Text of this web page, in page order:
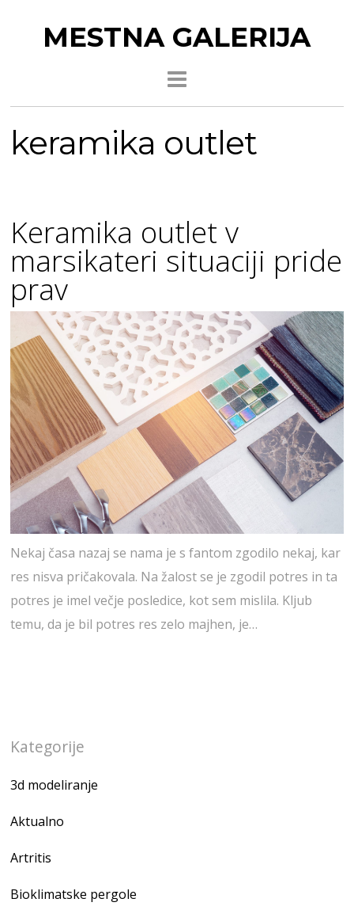
MESTNA GALERIJA
keramika outlet
Keramika outlet v
marsikateri situaciji pride
prav
Nekaj časa nazaj se nama je s fantom zgodilo nekaj, kar
res nisva pričakovala. Na žalost se je zgodil potres in ta
potres je imel večje posledice, kot sem mislila. Kljub
temu, da je bil potres res zelo majhen, je…
Kategorije
3d modeliranje
Aktualno
Artritis
Bioklimatske pergole